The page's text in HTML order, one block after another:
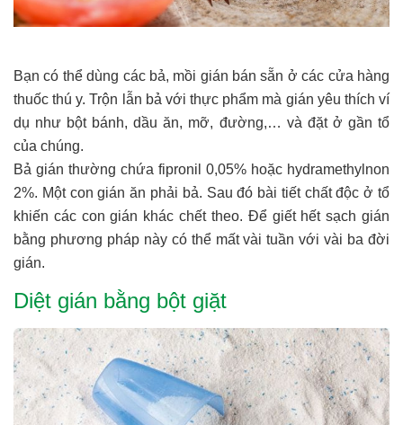
Bạn có thể dùng các bả, mồi gián bán sẵn ở các cửa hàng
thuốc thú y. Trộn lẫn bả với thực phẩm mà gián yêu thích ví
dụ như bột bánh, dầu ăn, mỡ, đường,… và đặt ở gần tổ
của chúng.
Bả gián thường chứa fipronil 0,05% hoặc hydramethylnon
2%. Một con gián ăn phải bả. Sau đó bài tiết chất độc ở tổ
khiến các con gián khác chết theo. Để giết hết sạch gián
bằng phương pháp này có thể mất vài tuần với vài ba đời
gián.
Diệt gián bằng bột giặt